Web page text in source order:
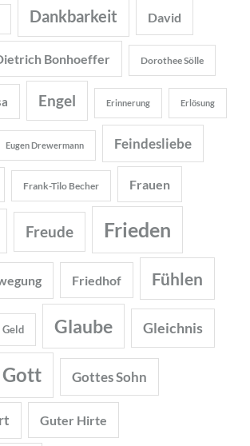
Dankbarkeit David
Bonhoeffer Dorothee Sölle
Engel Erinnerung Erlösung
Eugen Drewermann Feindesliebe
Frank-Tilo Becher Frauen
Freude Frieden
Friedhof Fühlen
Geld Glaube Gleichnis
Gott Gottes Sohn
Guter Hirte